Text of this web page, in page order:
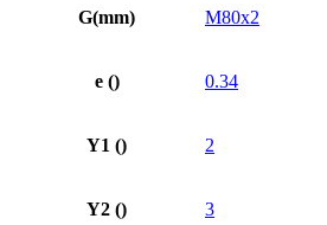
G(mm) M80x2
e () 0.34
Y1 () 2
Y2 () 3